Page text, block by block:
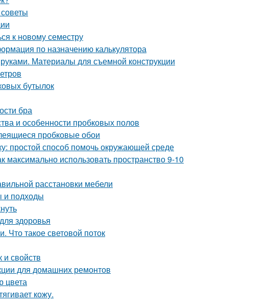
к новому семестру
по назначению калькулятора
Материалы для съемной конструкции
бутылок
бра
и особенности пробковых полов
пробковые обои
простой способ помочь окружающей среде
максимально использовать пространство 9-10
расстановки мебели
и подходы
здоровья
Что такое световой поток
и свойств
для домашних ремонтов
цвета
кожу.